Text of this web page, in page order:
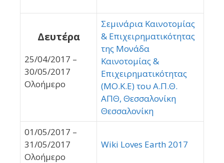
Δευτέρα
25/04/2017 –
30/05/2017
Ολοήμερο
Σεμινάρια Καινοτομίας
& Επιχειρηματικότητας
της Μονάδα
Καινοτομίας &
Επιχειρηματικότητας
(ΜΟ.Κ.Ε) του Α.Π.Θ.
ΑΠΘ, Θεσσαλονίκη
Θεσσαλονίκη
01/05/2017 –
31/05/2017
Ολοήμερο
Wiki Loves Earth 2017